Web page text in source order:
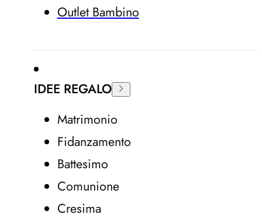
Outlet Bambino
IDEE REGALO
Matrimonio
Fidanzamento
Battesimo
Comunione
Cresima